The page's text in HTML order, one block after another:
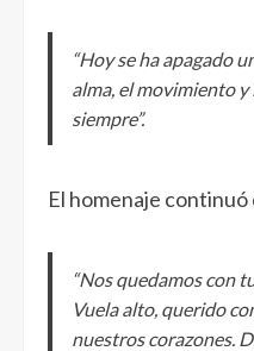
“Hoy se ha apagado
alma, el movimiento
siempre”.
El homenaje
“Nos quedamos con
Vuela alto, querido
nuestros corazones.